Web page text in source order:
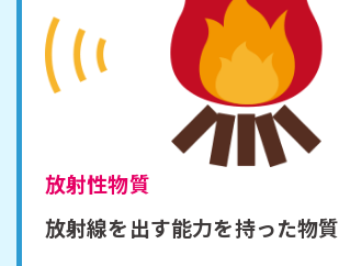
放射性物質
放射線を出す能力を持った物質